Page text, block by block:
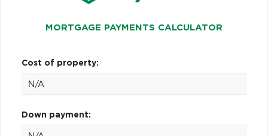
MORTGAGE PAYMENTS CALCULATOR
Cost of property:
Down payment: